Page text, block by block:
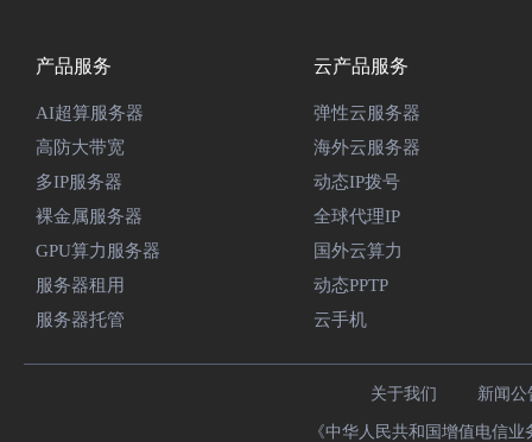
产品服务
AI超算服务器
高防大带宽
多IP服务器
裸金属服务器
GPU算力服务器
服务器租用
服务器托管
云产品服务
弹性云服务器
海外云服务器
动态IP拨号
全球代理IP
国外云算力
动态PPTP
云手机
关于我们 新闻公
《中华人民共和国增值电信